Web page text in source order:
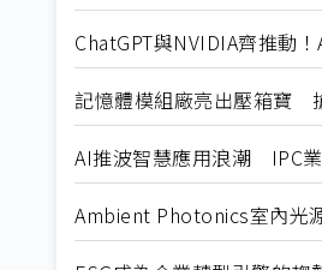
ChatGPT與NVIDIA齊推動
記憶體模組廠亮出壓箱寶
AI推波智慧應用浪潮 IPC
Ambient Photonics室內光